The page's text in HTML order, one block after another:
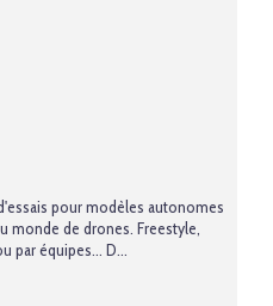
pour modèles autonomes
monde de drones. Freestyle,
par équipes… D...